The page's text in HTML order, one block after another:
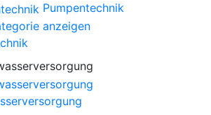
Pumpentechnik
anzeigen